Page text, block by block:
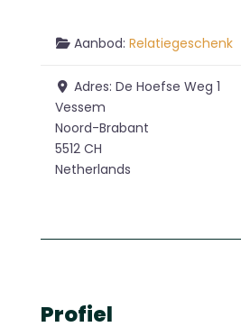
Aanbod:Relatiegeschenk
Adres:De Hoefse Weg 1
Vessem
Noord-Brabant
5512 CH
Netherlands
Profiel